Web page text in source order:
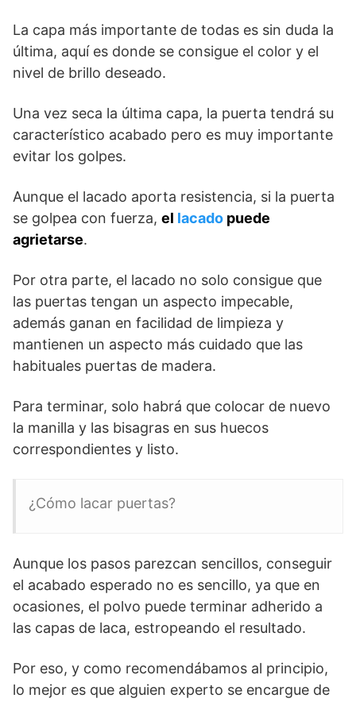
La capa más importante de todas es sin duda la
última, aquí es donde se consigue el color y el
nivel de brillo deseado.
Una vez seca la última capa, la puerta tendrá su
característico acabado pero es muy importante
evitar los golpes.
Aunque el lacado aporta resistencia, si la puerta
se golpea con fuerza, el lacado puede
agrietarse.
Por otra parte, el lacado no solo consigue que
las puertas tengan un aspecto impecable,
además ganan en facilidad de limpieza y
mantienen un aspecto más cuidado que las
habituales puertas de madera.
Para terminar, solo habrá que colocar de nuevo
la manilla y las bisagras en sus huecos
correspondientes y listo.
¿Cómo lacar puertas?
Aunque los pasos parezcan sencillos, conseguir
el acabado esperado no es sencillo, ya que en
ocasiones, el polvo puede terminar adherido a
las capas de laca, estropeando el resultado.
Por eso, y como recomendábamos al principio,
lo mejor es que alguien experto se encargue de